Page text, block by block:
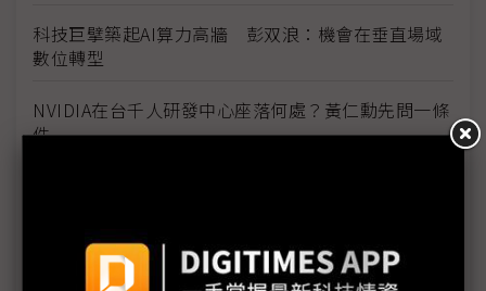
科技巨擘築起AI算力高牆 彭双浪：機會在垂直場域
數位轉型
NVIDIA在台千人研發中心座落何處？黃仁勳先問一條
件
Arm CEO：2025年將有1,000億台Arm裝置 迎接AI